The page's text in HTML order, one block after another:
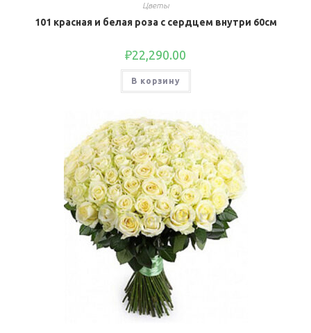
Цветы
101 красная и белая роза с сердцем внутри 60см
₽22,290.00
В корзину